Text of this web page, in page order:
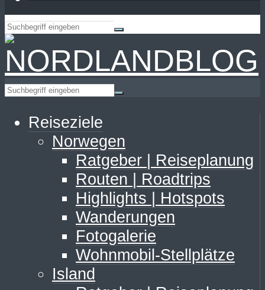
Reiseziele
Norwegen
Ratgeber | Reiseplanung
Routen | Roadtrips
Highlights | Hotspots
Wanderungen
Fotogalerie
Wohnmobil-Stellplätze
Island